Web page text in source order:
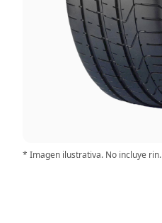
* Imagen ilustrativa. No incluye rin.